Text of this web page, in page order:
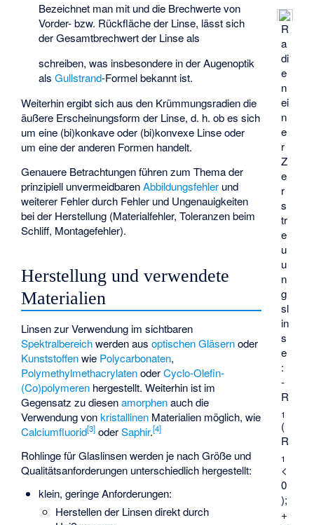
R
a
di
e
n
ei
n
e
r
Z
e
r
s
tr
e
u
u
n
g
sl
in
s
e
:
-
R
1
(
R
1
<
0
);
+
Bezeichnet man mit unddie Brechwerte von
Vorder- bzw. Rückfläche der Linse, lässt sich
der Gesamtbrechwert der Linse als
schreiben, was insbesondere in der Augenoptik
als Gullstrand-Formel bekannt ist.
Weiterhin ergibt sich aus den Krümmungsradien die
äußere Erscheinungsform der Linse, d. h. ob es sich
um eine (bi)konkave oder (bi)konvexe Linse oder
um eine der anderen Formen handelt.
Genauere Betrachtungen führen zum Thema der
prinzipiell unvermeidbarenAbbildungsfehler und
weiterer Fehler durch Fehler und Ungenauigkeiten
bei der Herstellung (Materialfehler, Toleranzen beim
Schliff, Montagefehler).
Herstellung und verwendete
Materialien
Linsen zur Verwendung im sichtbaren
Spektralbereichwerden ausoptischen Gläsernoder
Kunststoffenwie Polycarbonaten,
PolymethylmethacrylatenoderCyclo-Olefin-
(Co)polymeren hergestellt. Weiterhin ist im
Gegensatz zu diesenamorphenauch die
Verwendung vonkristallinen Materialien möglich, wie
Calciumfluorid[3] oderSaphir.[4]
Rohlinge für Glaslinsen werden je nach Größe und
Qualitätsanforderungen unterschiedlich hergestellt:
klein, geringe Anforderungen:
Herstellen der Linsen direkt durch